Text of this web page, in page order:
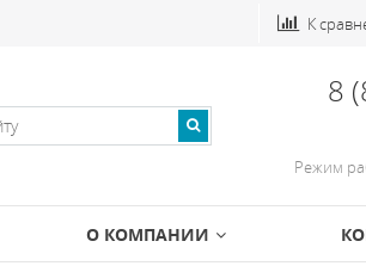
К
8
Режим
О КОМПАНИИ